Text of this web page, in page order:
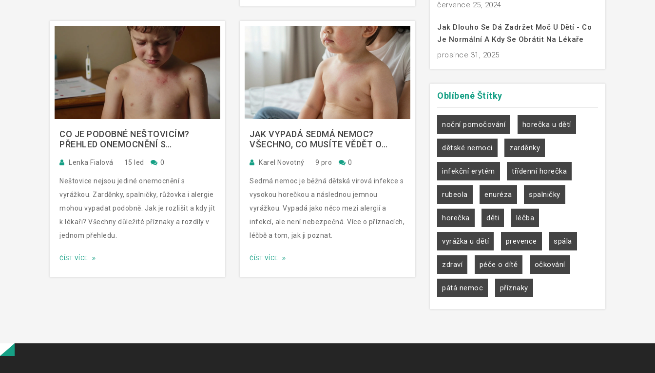
CO JE PODOBNÉ NEŠTOVICÍM?
PŘEHLED ONEMOCNĚNÍ S
Lenka Fialová 15 led 0
Neštovice nejsou jediné onemocnění s
vyrážkou. Zarděnky, spalničky, růžovka i alergie
mohou vypadat podobně. Jak je rozlišit a kdy jít
k lékaři? Všechny důležité příznaky a rozdíly v
jednom přehledu.
ČÍST VÍCE
JAK VYPADÁ SEDMÁ NEMOC?
VŠECHNO, CO MUSÍTE VĚDĚT O
VYRÁŽKAMI
Karel Novotný 9 pro 0
Sedmá nemoc je běžná dětská virová infekce s
vysokou horečkou a následnou jemnou
vyrážkou. Vypadá jako něco mezi alergií a
infekcí, ale není nebezpečná. Více o příznacích,
léčbě a tom, jak ji poznat.
ČÍST VÍCE
července 25, 2024
Jak Dlouho Se Dá Zadržet Moč U Dětí - Co
Je Normální A Kdy Se Obrátit Na Lékaře
prosince 31, 2025
Oblíbené Štítky
noční pomočování horečka u dětí
dětské nemoci zarděnky
infekční erytém třídenní horečka
rubeola enuréza spalničky
horečka děti léčba
vyrážka u dětí prevence spála
zdraví péče o dítě očkování
pátá nemoc příznaky